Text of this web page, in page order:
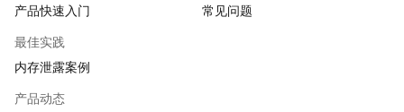
产品快速入门
常见问题
最佳实践
内存泄露案例
产品动态